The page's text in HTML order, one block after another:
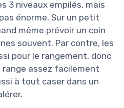
3 niveaux empilés, mais
énorme. Sur un petit
même prévoir un coin
souvent. Par contre, les
pour le rangement, donc
assez facilement
à tout caser dans un